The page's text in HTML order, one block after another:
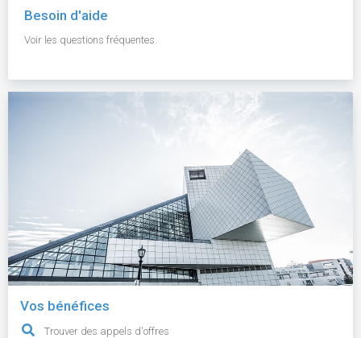
Besoin d'aide
Voir les questions fréquentes.
Vos bénéfices
Trouver des appels d'offres